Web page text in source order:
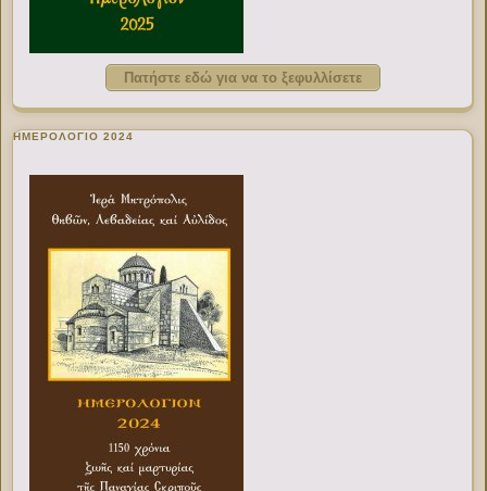
Πατήστε εδώ για να το ξεφυλλίσετε
ΗΜΕΡΟΛΟΓΙΟ 2024